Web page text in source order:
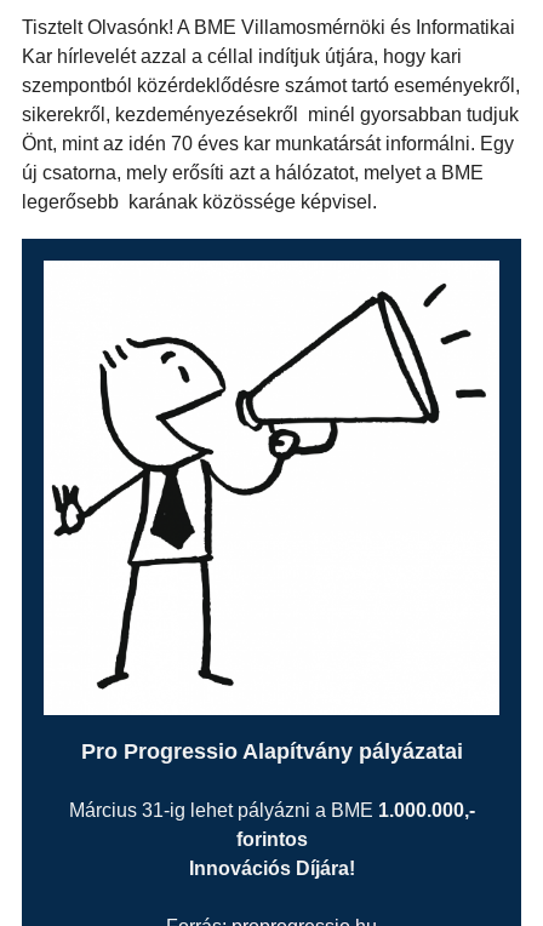
Tisztelt Olvasónk! A BME Villamosmérnöki és Informatikai
Kar hírlevelét azzal a céllal indítjuk útjára, hogy kari
szempontból közérdeklődésre számot tartó eseményekről,
sikerekről, kezdeményezésekről minél gyorsabban tudjuk
Önt, mint az idén 70 éves kar munkatársát informálni. Egy
új csatorna, mely erősíti azt a hálózatot, melyet a BME
legerősebb karának közössége képvisel.
Pro Progressio Alapítvány pályázatai
Március 31-ig lehet pályázni a BME 1.000.000,-
forintos
Innovációs Díjára!